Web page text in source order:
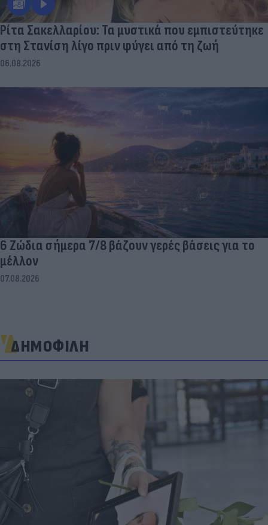
Ρίτα Σακελλαρίου: Τα μυστικά που εμπιστεύτηκε
στη Στανίση λίγο πριν φύγει από τη ζωή
06.08.2026
6 Ζώδια σήμερα 7/8 βάζουν γερές βάσεις για το
μέλλον
07.08.2026
ΔΗΜΟΦΙΛΗ